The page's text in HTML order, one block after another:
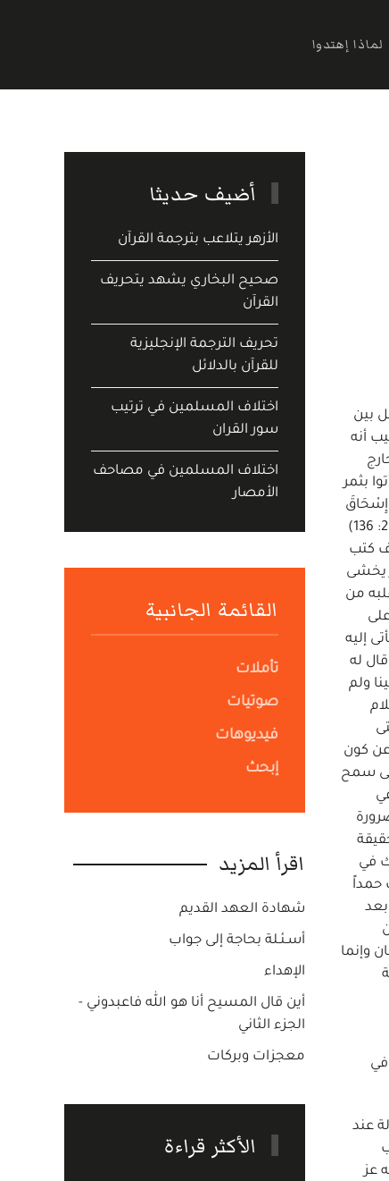
لماذا إهتدوا
بين
أنه
بثمر
وَإِسْحَاقَ
وَيَعْقُوبَ وَا لْأَسْبَاطِ وَمَا أُوتِيَ مُوسَى وَعِيسَى وَمَا أُوتِيَ النَّبِيُّونَ مِنْ رَبِّهِمْ لَا نُفَرِّقُ بَيْنَ أَحَدٍ مِنْهُمْ وَنَحْنُ لَهُ مُسْلِمُونَ (سورة البقرة 2: 136)
كتب
يخشى
من
إليه
له
ولم
عن كون
سمح
في
حمداً
وإنما
في
عند
عز
أضيف حديثا
الأزهر يتلاعب بترجمة القرآن
صحيح البخاري يشهد يتحريف
القرآن
تحريف الترجمة الإنجليزية
للقرآن بالدلائل
اختلاف المسلمين في ترتيب
سور القران
اختلاف المسلمين في مصاحف
الأمصار
القائمة الجانبية
تأملات
صوتيات
فيديوهات
إبحث
اقرأ المزيد
شهادة العهد القديم
أسـئـلة بحاجة إلى جواب
الإهداء
أين قال المسيح أنا هو الله فاعبدوني -
الجزء الثاني
معجزات وبركات
الأكثر قراءة